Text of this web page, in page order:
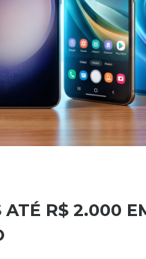
ATÉ R$ 2.000